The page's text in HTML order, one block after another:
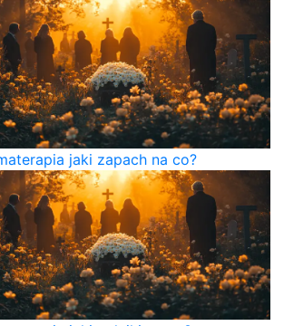
jaki zapach na co?